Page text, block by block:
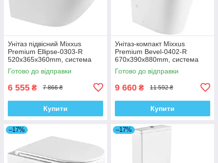
Унітаз підвісний Mixxus
Premium Ellipse-0303-R
520x365x360mm, система
змиву Rimless (MP6463)
Готово до відправки
6 555 ₴ 7 866 ₴
Купити
Унітаз-компакт Mixxus
Premium Bevel-0402-R
670x390x880mm, система
змиву RIMLESS (MP6474)
Готово до відправки
9 660 ₴ 11 592 ₴
Купити
–17% –17%